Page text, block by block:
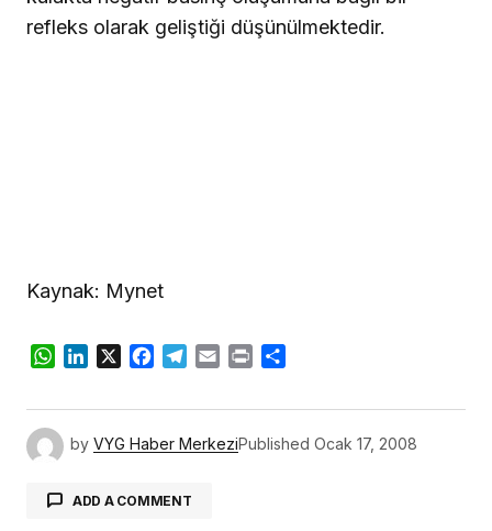
refleks olarak geliştiği düşünülmektedir.
Kaynak: Mynet
WhatsApp
LinkedIn
X Facebook
Telegram
Email Print
by VYG Haber MerkeziPublished Ocak 17, 2008
ADD A COMMENT